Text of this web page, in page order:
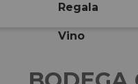
Regala
Vino